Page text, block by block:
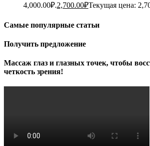
4,000.00₽.2,700.00₽Текущая цена:
Самые популярные статьи
Получить предложение
Массаж глаз и глазных точек, чтобы
четкость зрения!